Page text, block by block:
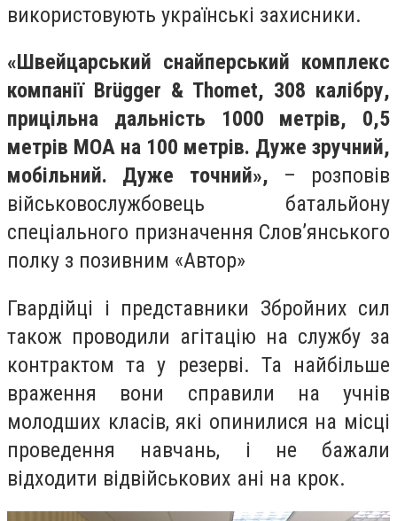
використовують українські захисники.
«Швейцарський снайперський комплекс
компанії Brügger & Thomet, 308 калібру,
прицільна дальність 1000 метрів, 0,5
метрів МОА на 100 метрів. Дуже зручний,
мобільний. Дуже точний», – розповів
військовослужбовець батальйону
спеціального призначення Слов’янського
полку з позивним «Автор»
Гвардійці і представники Збройних сил
також проводили агітацію на службу за
контрактом та у резерві. Та найбільше
враження вони справили на учнів
молодших класів, які опинилися на місці
проведення навчань, і не бажали
відходити відвійськових ані на крок.